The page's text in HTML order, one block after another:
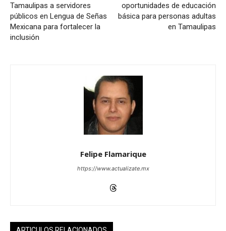
Tamaulipas a servidores
públicos en Lengua de Señas
Mexicana para fortalecer la
inclusión
oportunidades de educación
básica para personas adultas
en Tamaulipas
Felipe Flamarique
https://www.actualizate.mx